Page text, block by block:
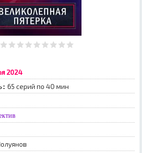
2024
65 серий по 40 мин